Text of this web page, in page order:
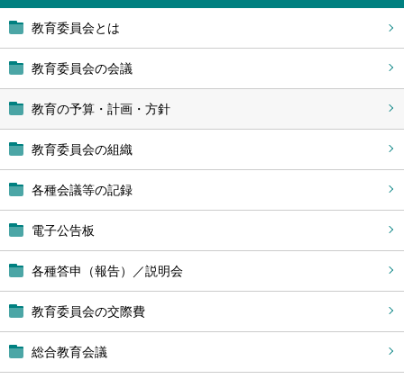
教育委員会とは
教育委員会の会議
教育の予算・計画・方針
教育委員会の組織
各種会議等の記録
電子公告板
各種答申（報告）／説明会
教育委員会の交際費
総合教育会議